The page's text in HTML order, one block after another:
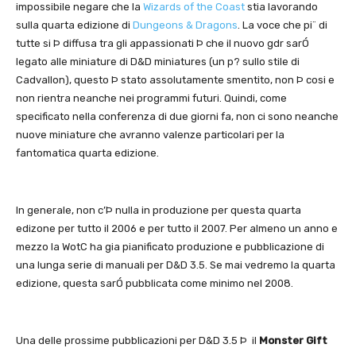
impossibile negare che la Wizards of the Coast stia lavorando
sulla quarta edizione di Dungeons & Dragons. La voce che pi¨ di
tutte si Þ diffusa tra gli appassionati Þ che il nuovo gdr sarÓ
legato alle miniature di D&D miniatures (un p? sullo stile di
Cadvallon), questo Þ stato assolutamente smentito, non Þ cosi e
non rientra neanche nei programmi futuri. Quindi, come
specificato nella conferenza di due giorni fa, non ci sono neanche
nuove miniature che avranno valenze particolari per la
fantomatica quarta edizione.
In generale, non c’Þ nulla in produzione per questa quarta
edizone per tutto il 2006 e per tutto il 2007. Per almeno un anno e
mezzo la WotC ha gia pianificato produzione e pubblicazione di
una lunga serie di manuali per D&D 3.5. Se mai vedremo la quarta
edizione, questa sarÓ pubblicata come minimo nel 2008.
Una delle prossime pubblicazioni per D&D 3.5 Þ il Monster Gift